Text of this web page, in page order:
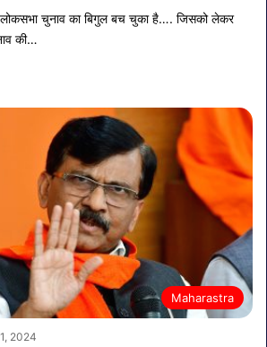
लोकसभा चुनाव का बिगुल बच चुका है…. जिसको लेकर
की…
Maharastra
2024